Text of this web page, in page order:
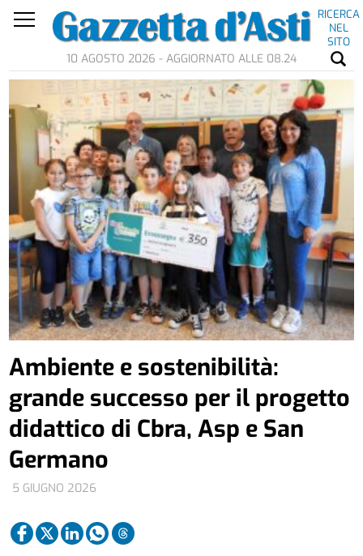
RICERCA
NEL
SITO
10 AGOSTO 2026 - AGGIORNATO ALLE 08.24
5 GIUGNO 2026
Ambiente e sostenibilità:
grande successo per il progetto
didattico di Cbra, Asp e San
Germano